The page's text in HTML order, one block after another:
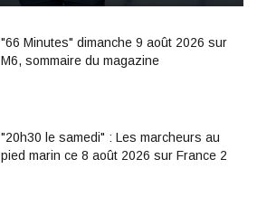
"66 Minutes" dimanche 9 août 2026 sur
M6, sommaire du magazine
"20h30 le samedi" : Les marcheurs au
pied marin ce 8 août 2026 sur France 2